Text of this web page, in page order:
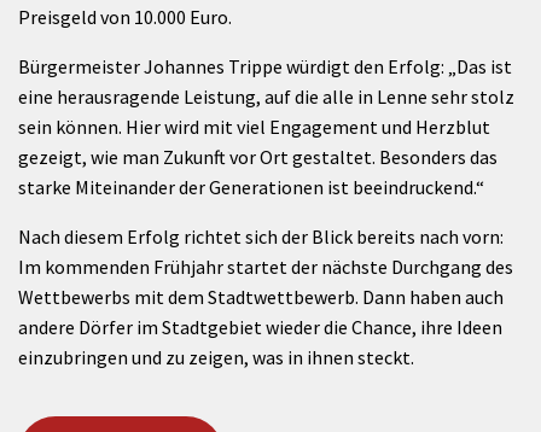
Preisgeld von 10.000 Euro.
Bürgermeister Johannes Trippe würdigt den Erfolg: „Das ist
eine herausragende Leistung, auf die alle in Lenne sehr stolz
sein können. Hier wird mit viel Engagement und Herzblut
gezeigt, wie man Zukunft vor Ort gestaltet. Besonders das
starke Miteinander der Generationen ist beeindruckend.“
Nach diesem Erfolg richtet sich der Blick bereits nach vorn:
Im kommenden Frühjahr startet der nächste Durchgang des
Wettbewerbs mit dem Stadtwettbewerb. Dann haben auch
andere Dörfer im Stadtgebiet wieder die Chance, ihre Ideen
einzubringen und zu zeigen, was in ihnen steckt.